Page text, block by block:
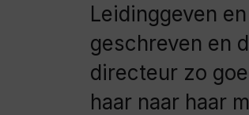
Leidinggeven
geschreven en
directeur zo
haar naar haar